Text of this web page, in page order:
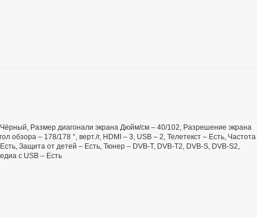
Размер диагонали экрана Дюйм/см – 40/102, Разрешение экрана
обзора – 178/178 °, верт./г, HDMI – 3, USB – 2, Телетекст – Есть, Частота
Защита от детей – Есть, Тюнер – DVB-T, DVB-T2, DVB-S, DVB-S2,
с USB – Есть